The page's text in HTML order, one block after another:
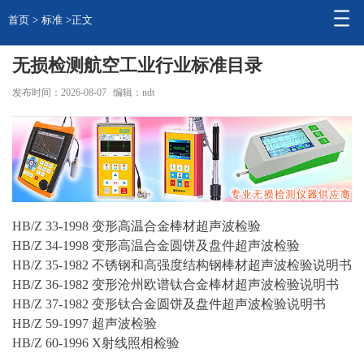
首页 > 标准 >正文
无损检测航空工业行业标准目录
发布时间：2026-08-07 编辑：ndt
HB/Z 33-1998 变形高温合金棒材超声波检验
HB/Z 34-1998 变形高温合金圆饼及盘件超声波检验
HB/Z 35-1982 不锈钢和高强度结构钢棒材超声波检验说明书
HB/Z 36-1982 变形沧州欧谱钛合金棒材超声波检验说明书
HB/Z 37-1982 变形钛合金圆饼及盘件超声波检验说明书
HB/Z 59-1997 超声波检验
HB/Z 60-1996 X射线照相检验